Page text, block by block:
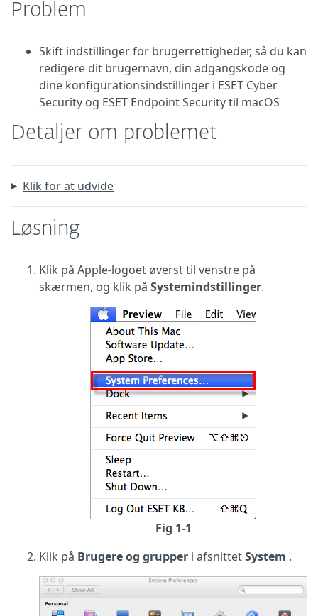
Problem
Skift indstillinger for brugerrettigheder, så du kan
redigere dit brugernavn, din adgangskode og
dine konfigurationsindstillinger i ESET Cyber
Security og ESET Endpoint Security til macOS
Detaljer om problemet
Klik for at udvide
Løsning
Klik på Apple-logoet øverst til venstre på
skærmen, og klik på Systemindstillinger.
Fig 1-1
Klik på Brugere og grupper i afsnittetSystem .